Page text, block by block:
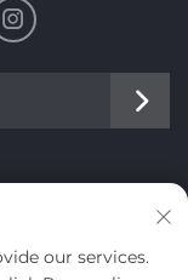
ンアップしてくだ
our services.